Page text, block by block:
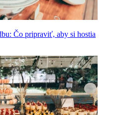
Čo pripraviť, aby si hostia